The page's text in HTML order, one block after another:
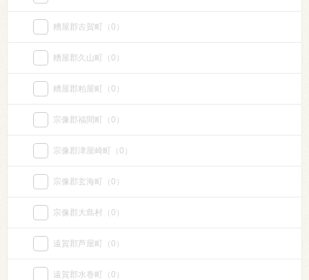
糟屋郡古賀町 （0）
糟屋郡久山町 （0）
糟屋郡粕屋町 （0）
宗像郡福間町 （0）
宗像郡津屋崎町 （0）
宗像郡玄海町 （0）
宗像郡大島村 （0）
遠賀郡芦屋町 （0）
遠賀郡水巻町 （0）